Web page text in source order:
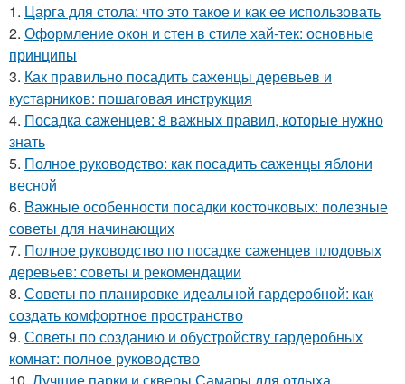
1. Царга для стола: что это такое и как ее использовать
2. Оформление окон и стен в стиле хай-тек: основные
принципы
3. Как правильно посадить саженцы деревьев и
кустарников: пошаговая инструкция
4. Посадка саженцев: 8 важных правил, которые нужно
знать
5. Полное руководство: как посадить саженцы яблони
весной
6. Важные особенности посадки косточковых: полезные
советы для начинающих
7. Полное руководство по посадке саженцев плодовых
деревьев: советы и рекомендации
8. Советы по планировке идеальной гардеробной: как
создать комфортное пространство
9. Советы по созданию и обустройству гардеробных
комнат: полное руководство